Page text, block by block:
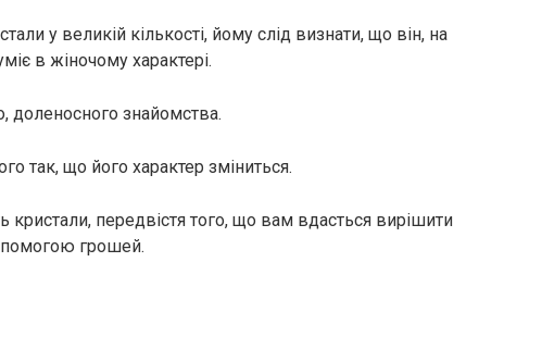
у великій кількості, йому слід визнати, що він, на
в жіночому характері.
доленосного знайомства.
так, що його характер зміниться.
кристали, передвістя того, що вам вдасться вирішити
грошей.